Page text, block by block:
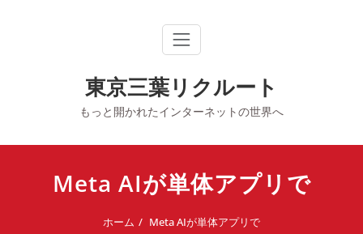
東京三葉リクルート
もっと開かれたインターネットの世界へ
Meta AIが単体アプリで
ホーム Meta AIが単体アプリで